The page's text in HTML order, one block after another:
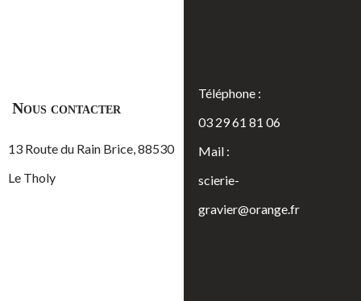
Nous contacter
13 Route du Rain Brice, 88530
Le Tholy
Téléphone :
03 29 61 81 06
Mail :
scierie-
gravier@orange.fr